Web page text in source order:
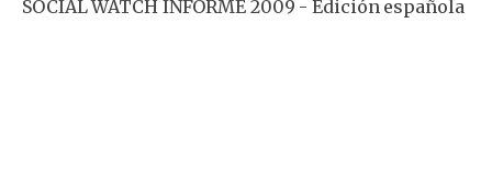
SOCIAL WATCH INFORME 2009 - Edición española